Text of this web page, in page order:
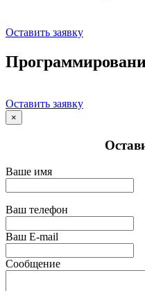
Оставить заявку
Оставить заявку
×
Ваше имя
Ваш телефон
Ваш E-mail
Сообщение